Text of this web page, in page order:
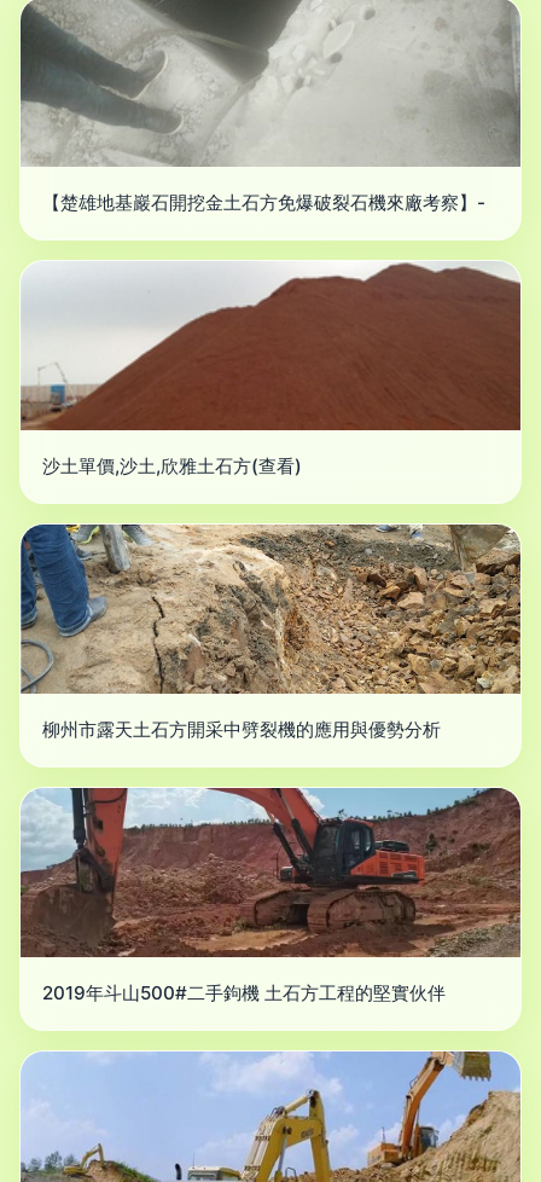
【楚雄地基巖石開挖金土石方免爆破裂石機來廠考察】-
沙土單價,沙土,欣雅土石方(查看)
柳州市露天土石方開采中劈裂機的應用與優勢分析
2019年斗山500#二手鉤機 土石方工程的堅實伙伴